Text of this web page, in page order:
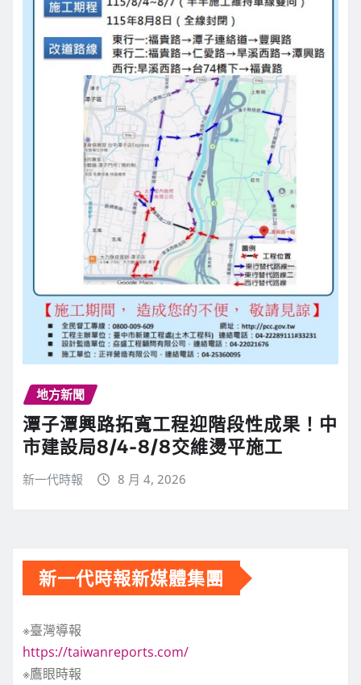
地方新聞
潭子潭興路拓寬工程迎階段性成果！中
市建設局8/4-8/8交維燙平施工
新一代時報 8 月 4, 2026
新一代時報新媒體集團
※臺灣導報
https://taiwanreports.com/
※鷹眼時報